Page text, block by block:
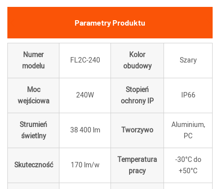
Parametry Produktu
Numer
modelu
FL2C-240
Kolor
obudowy
Szary
Moc
wejściowa
240W
Stopień
ochrony IP
IP66
Strumień
świetlny
38 400 lm Tworzywo
Aluminium,
PC
Skuteczność 170 lm/w
Temperatura
pracy
-30°C do
+50°C